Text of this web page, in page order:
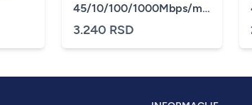
45/10/100/1000Mbps/metalno
kucište
3.240 RSD